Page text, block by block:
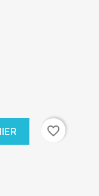
favorite_border